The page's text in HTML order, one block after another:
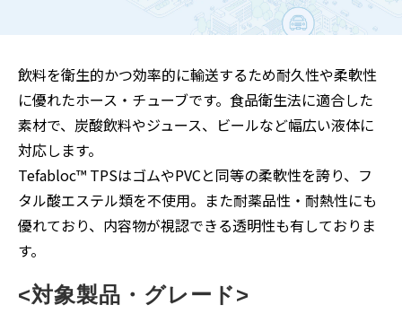
お知らせ
飲料を衛生的かつ効率的に輸送するため耐久性や柔軟性
に優れたホース・チューブです。食品衛生法に適合した
素材で、炭酸飲料やジュース、ビールなど幅広い液体に
対応します。
Tefabloc™ TPSはゴムやPVCと同等の柔軟性を誇り、フ
タル酸エステル類を不使用。また耐薬品性・耐熱性にも
優れており、内容物が視認できる透明性も有しておりま
す。
<対象製品・グレード>